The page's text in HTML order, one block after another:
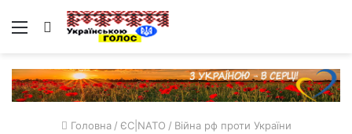
Меню Пошук
Головна / ЄС|NATO / Війна рф проти України